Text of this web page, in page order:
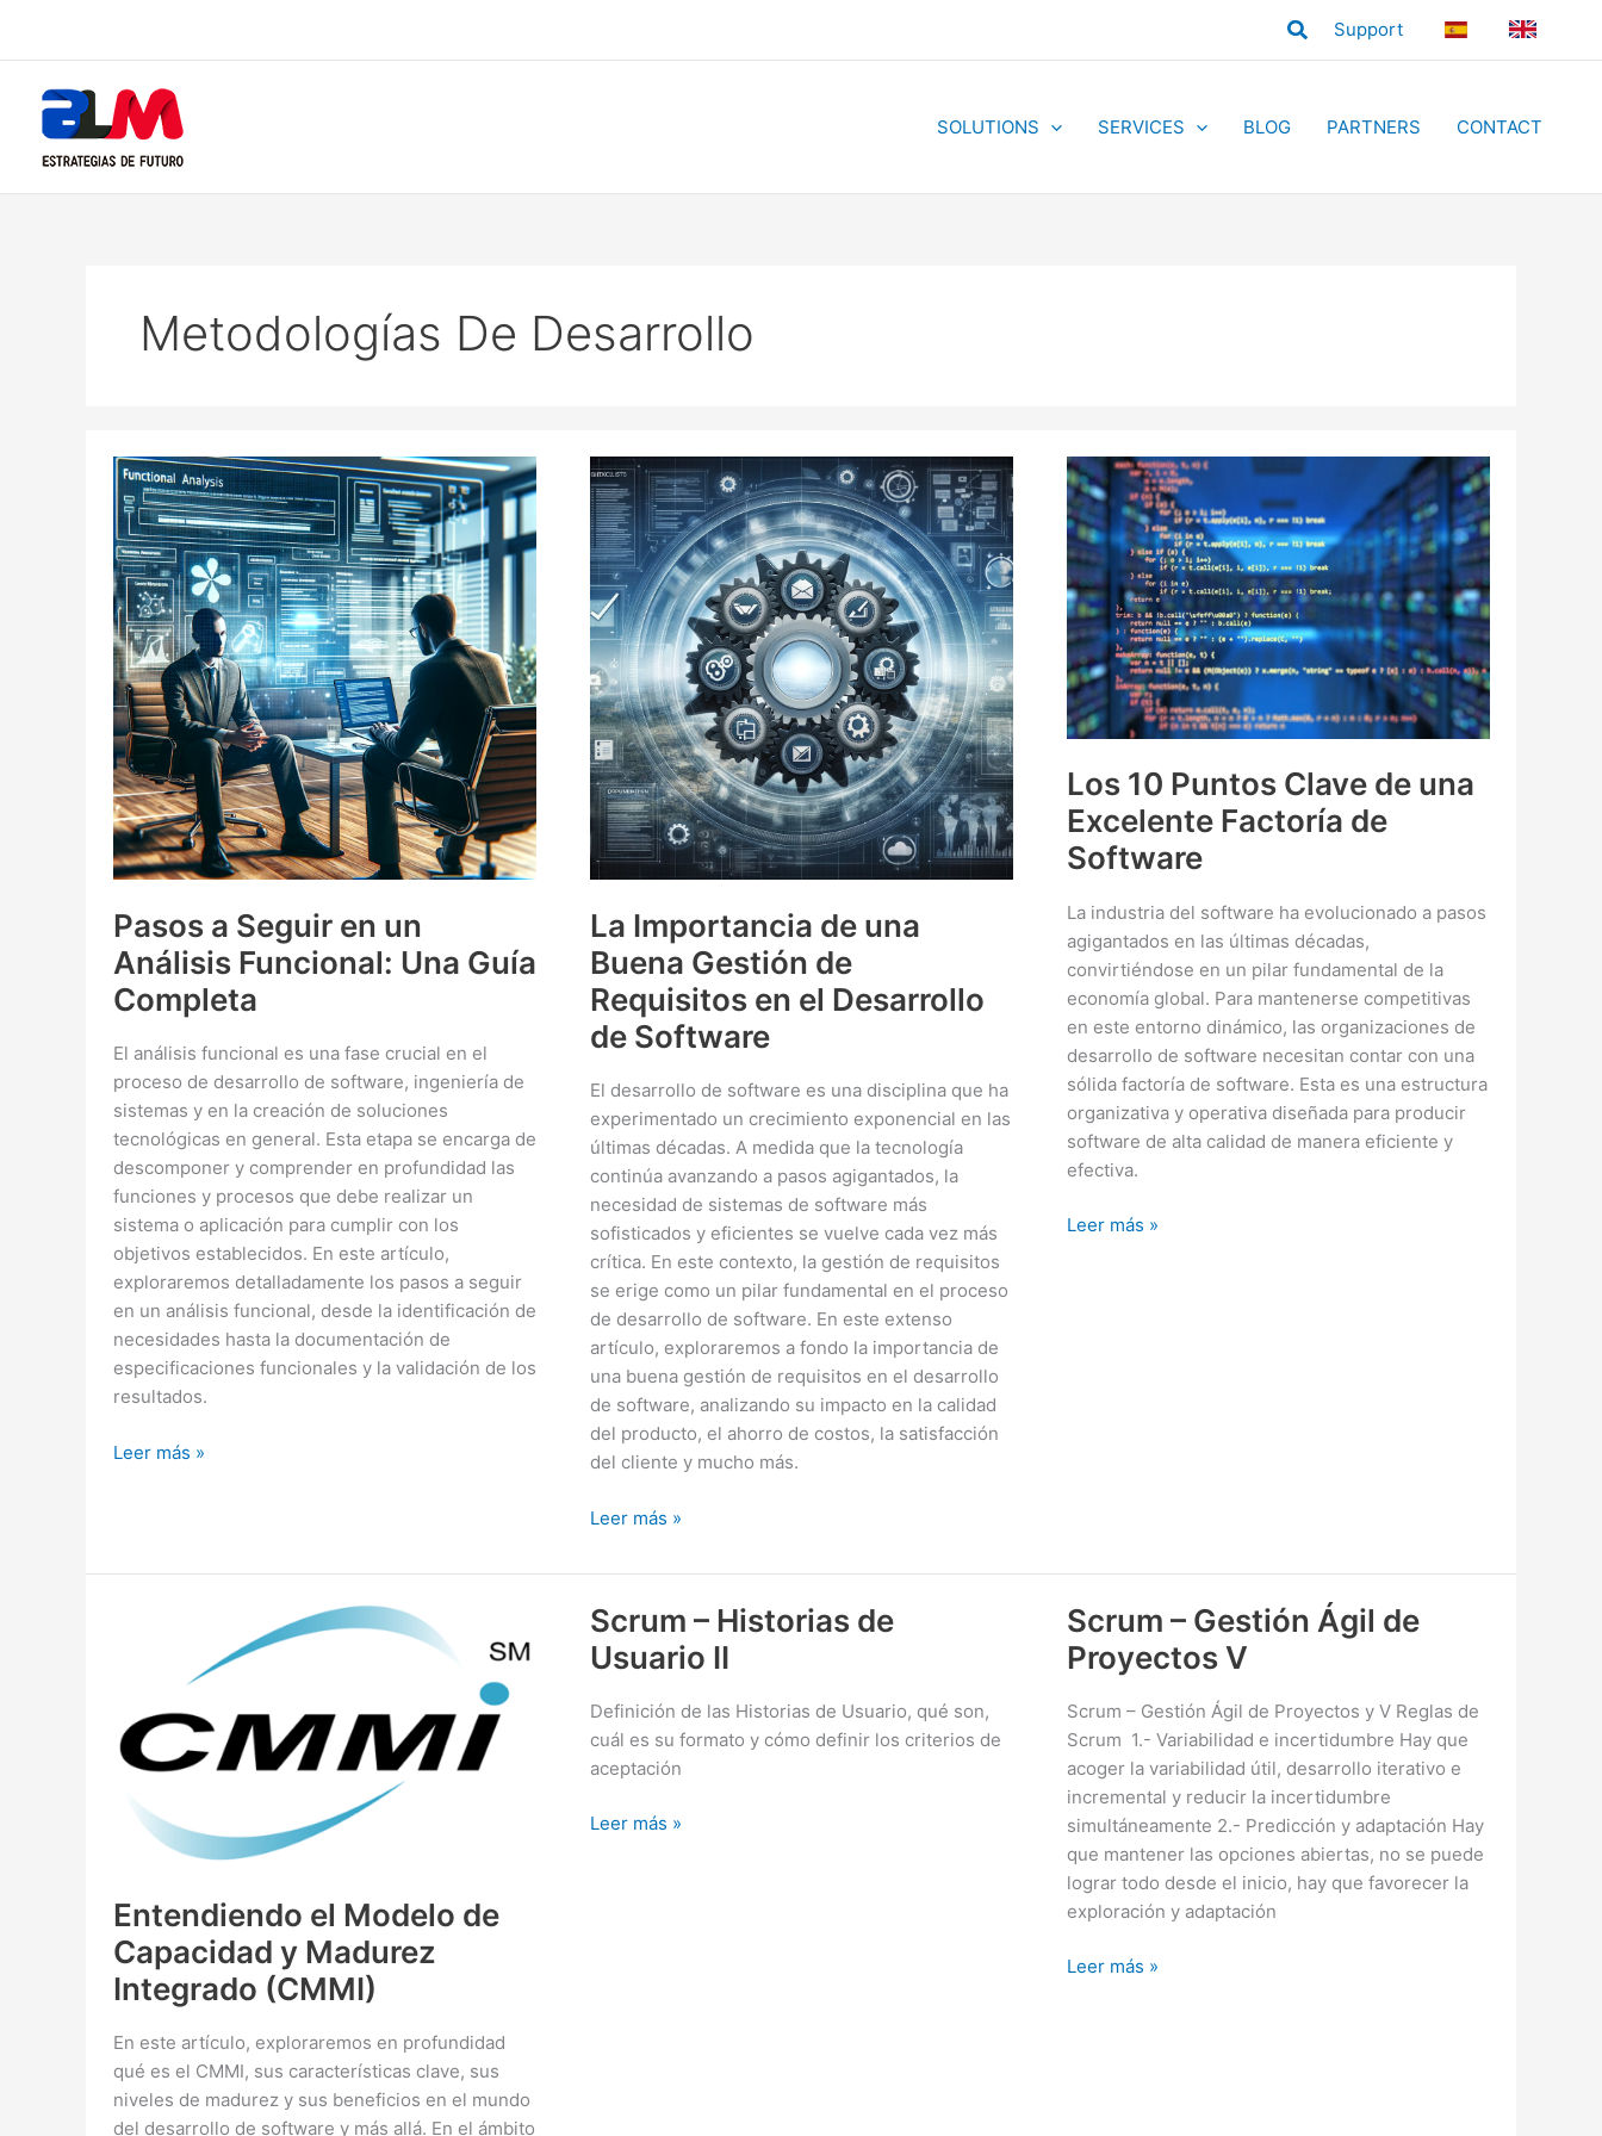
SearchSupport
ES
EN
SOLUTIONS SERVICES BLOG PARTNERS CONTACT
Metodologías De Desarrollo
Pasos a Seguir en un
Análisis Funcional: Una Guía
Completa
El análisis funcional es una fase crucial en el
proceso de desarrollo de software, ingeniería de
sistemas y en la creación de soluciones
tecnológicas en general. Esta etapa se encarga de
descomponer y comprender en profundidad las
funciones y procesos que debe realizar un
sistema o aplicación para cumplir con los
objetivos establecidos. En este artículo,
exploraremos detalladamente los pasos a seguir
en un análisis funcional, desde la identificación de
necesidades hasta la documentación de
especificaciones funcionales y la validación de los
resultados.
Pasos
Completa
Leer más »
La Importancia de una
Buena Gestión de
Requisitos en el Desarrollo
de Software
El desarrollo de software es una disciplina que ha
experimentado un crecimiento exponencial en las
últimas décadas. A medida que la tecnología
continúa avanzando a pasos agigantados, la
necesidad de sistemas de software más
sofisticados y eficientes se vuelve cada vez más
crítica. En este contexto, la gestión de requisitos
se erige como un pilar fundamental en el proceso
de desarrollo de software. En este extenso
artículo, exploraremos a fondo la importancia de
una buena gestión de requisitos en el desarrollo
de software, analizando su impacto en la calidad
del producto, el ahorro de costos, la satisfacción
del cliente y mucho más.
La
de
Buena
Gestión
Requisitos
en
el
de
Leer más »
Los 10 Puntos Clave de una
Excelente Factoría de
Software
La industria del software ha evolucionado a pasos
agigantados en las últimas décadas,
convirtiéndose en un pilar fundamental de la
economía global. Para mantenerse competitivas
en este entorno dinámico, las organizaciones de
desarrollo de software necesitan contar con una
sólida factoría de software. Esta es una estructura
organizativa y operativa diseñada para producir
software de alta calidad de manera eficiente y
efectiva.
Los
Leer más »
Entendiendo el Modelo de
Capacidad y Madurez
Integrado (CMMI)
En este artículo, exploraremos en profundidad
qué es el CMMI, sus características clave, sus
niveles de madurez y sus beneficios en el mundo
del desarrollo de software y más allá. En el ámbito
Scrum – Historias de
Usuario II
Definición de las Historias de Usuario, qué son,
cuál es su formato y cómo definir los criterios de
aceptación
Scrum
Leer más »
Scrum – Gestión Ágil de
Proyectos V
Scrum – Gestión Ágil de Proyectos y V Reglas de
Scrum 1.- Variabilidad e incertidumbre Hay que
acoger la variabilidad útil, desarrollo iterativo e
incremental y reducir la incertidumbre
simultáneamente 2.- Predicción y adaptación Hay
que mantener las opciones abiertas, no se puede
lograr todo desde el inicio, hay que favorecer la
exploración y adaptación
Scrum
Leer más »